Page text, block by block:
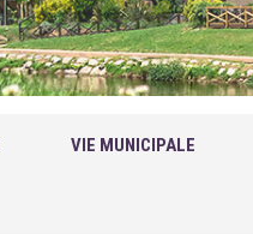
VIE MUNICIPALE